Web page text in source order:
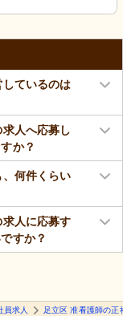
しているのは
人へ応募し
か？
、何件くらい
求人に応募す
すか？
員求人 足立区 准看護師の正